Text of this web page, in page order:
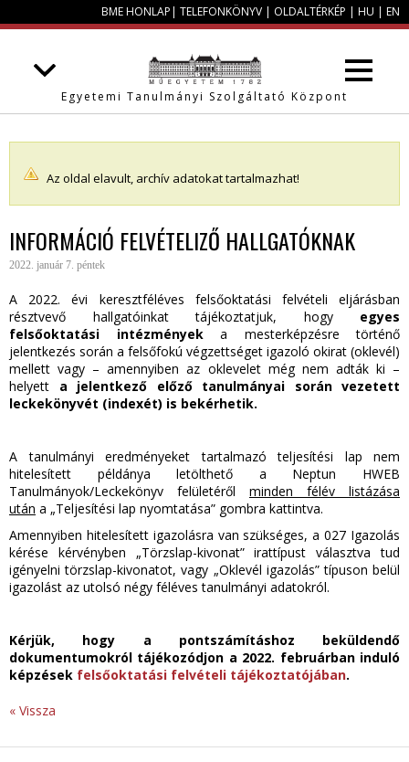
BME HONLAP| TELEFONKÖNYV | OLDALTÉRKÉP | HU | EN
Egyetemi Tanulmányi Szolgáltató Központ
Az oldal elavult, archív adatokat tartalmazhat!
INFORMÁCIÓ FELVÉTELIZŐ HALLGATÓKNAK
2022. január 7. péntek
A 2022. évi keresztféléves felsőoktatási felvételi eljárásban
résztvevő hallgatóinkat tájékoztatjuk, hogy egyes
felsőoktatási intézményeka mesterképzésre történő
jelentkezés során a felsőfokú végzettséget igazoló okirat (oklevél)
mellett vagy – amennyiben az oklevelet még nem adták ki –
helyett a jelentkező előző tanulmányai során vezetett
leckekönyvét (indexét) is bekérhetik.
A tanulmányi eredményeket tartalmazó teljesítési lap nem
hitelesített példánya letölthető a Neptun HWEB
Tanulmányok/Leckekönyv felületéről minden félév listázása
után a „Teljesítési lap nyomtatása” gombra kattintva.
Amennyiben hitelesített igazolásra van szükséges, a 027 Igazolás
kérése kérvényben „Törzslap-kivonat” irattípust választva tud
igényelni törzslap-kivonatot, vagy „Oklevél igazolás” típuson belül
igazolást az utolsó négy féléves tanulmányi adatokról.
Kérjük, hogy a pontszámításhoz beküldendő
dokumentumokról tájékozódjon a 2022. februárban induló
képzések felsőoktatási felvételi tájékoztatójában.
« Vissza